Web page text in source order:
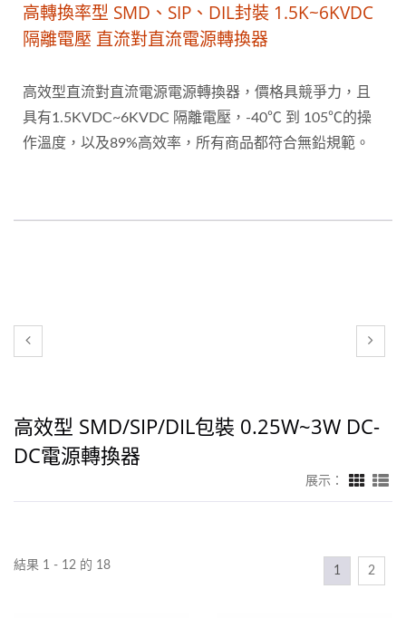
高轉換率型 SMD、SIP、DIL封裝 1.5K~6KVDC
隔離電壓 直流對直流電源轉換器
高效型直流對直流電源電源轉換器，價格具競爭力，且
具有1.5KVDC~6KVDC 隔離電壓，-40℃ 到 105℃的操
作溫度，以及89%高效率，所有商品都符合無鉛規範。
高效型 SMD/SIP/DIL包裝 0.25W~3W DC-
DC電源轉換器
展示：
結果 1 - 12 的 18 1 2